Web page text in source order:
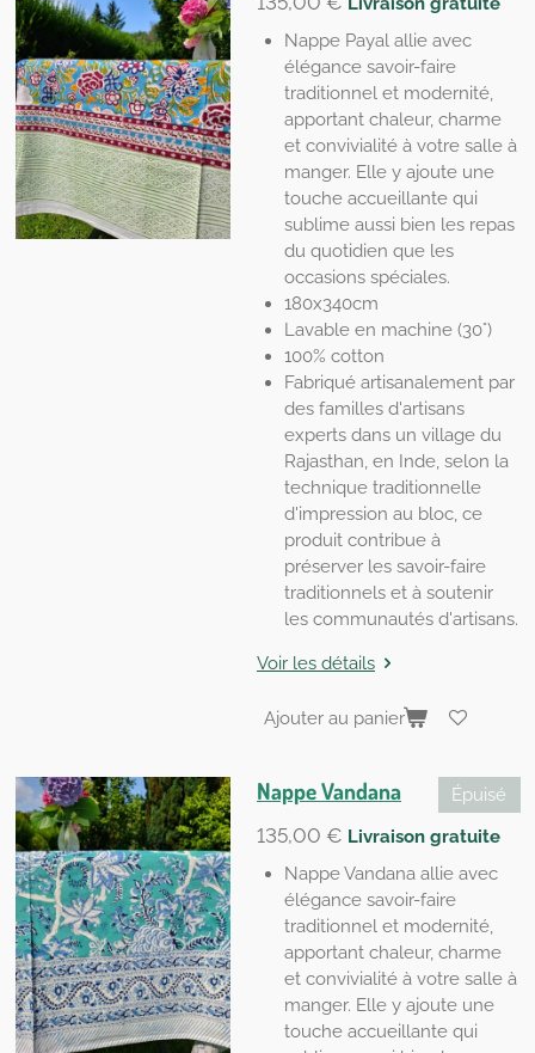
Nappe Payal allie avec
élégance savoir-faire
traditionnel et modernité,
apportant chaleur, charme
et convivialité à votre salle à
manger. Elle y ajoute une
touche accueillante qui
sublime aussi bien les repas
du quotidien que les
occasions spéciales.
180x340cm
Lavable en machine (30°)
100% cotton
Fabriqué artisanalement par
des familles d'artisans
experts dans un village du
Rajasthan, en Inde, selon la
technique traditionnelle
d'impression au bloc, ce
produit contribue à
préserver les savoir-faire
traditionnels et à soutenir
les communautés d'artisans.
Voir les détails
Ajouter au panier
Épuisé
Nappe Vandana
135,00 € Livraison gratuite
Nappe Vandana allie avec
élégance savoir-faire
traditionnel et modernité,
apportant chaleur, charme
et convivialité à votre salle à
manger. Elle y ajoute une
touche accueillante qui